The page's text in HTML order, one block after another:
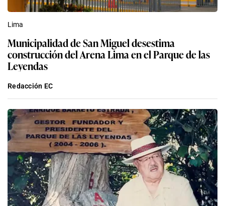
Lima
Municipalidad de San Miguel desestima
construcción del Arena Lima en el Parque de las
Leyendas
Redacción EC